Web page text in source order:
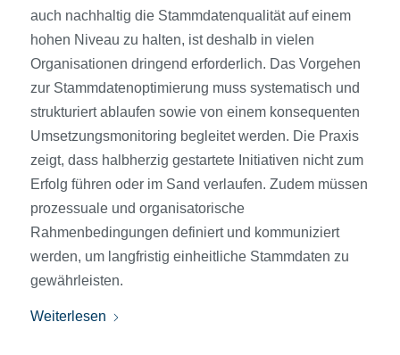
auch nachhaltig die Stammdatenqualität auf einem
hohen Niveau zu halten, ist deshalb in vielen
Organisationen dringend erforderlich. Das Vorgehen
zur Stammdatenoptimierung muss systematisch und
strukturiert ablaufen sowie von einem konsequenten
Umsetzungsmonitoring begleitet werden. Die Praxis
zeigt, dass halbherzig gest­artete Initiativen nicht zum
Erfolg führen oder im Sand verlaufen. Zudem müssen
prozessuale und organisatorische
Rahmenbedingungen definiert und kommuniziert
werden, um lang­fristig einheitliche Stammdaten zu
gewährleisten.
Weiterlesen